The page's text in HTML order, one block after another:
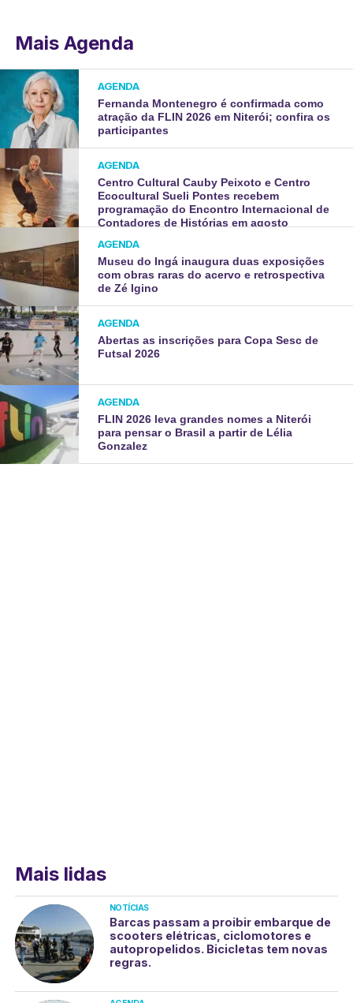
Mais Agenda
AGENDA
Fernanda Montenegro é confirmada como
atração da FLIN 2026 em Niterói; confira os
participantes
AGENDA
Centro Cultural Cauby Peixoto e Centro
Ecocultural Sueli Pontes recebem
programação do Encontro Internacional de
Contadores de Histórias em agosto
AGENDA
Museu do Ingá inaugura duas exposições
com obras raras do acervo e retrospectiva
de Zé Igino
AGENDA
Abertas as inscrições para Copa Sesc de
Futsal 2026
AGENDA
FLIN 2026 leva grandes nomes a Niterói
para pensar o Brasil a partir de Lélia
Gonzalez
Mais lidas
NOTÍCIAS
Barcas passam a proibir embarque de
scooters elétricas, ciclomotores e
autopropelidos. Bicicletas tem novas
regras.